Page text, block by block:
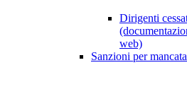
Dirigenti
web)
Sanzioni per